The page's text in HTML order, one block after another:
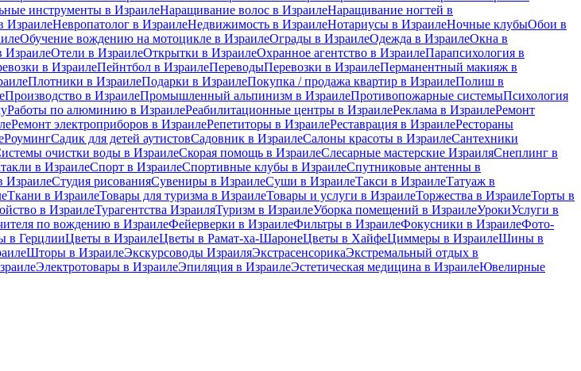
инструменты в ИзраилеНаращивание волос в ИзраилеНаращивание ногтей в
ИзраилеНевропатолог в ИзраилеНедвижимость в ИзраилеНотариусы в ИзраилеНочные клубыОбои в
Обучение вождению на мотоцикле в ИзраилеОграды в ИзраилеОдежда в ИзраилеОкна в
ИзраилеОтели в ИзраилеОткрытки в ИзраилеОхранное агентство в ИзраилеПарапсихология в
в ИзраилеПейнтбол в ИзраилеПереводыПеревозки в ИзраилеПерманентный макияж в
Плотники в ИзраилеПодарки в ИзраилеПокупка / продажа квартир в ИзраилеПолиш в
Производство в ИзраилеПромышленный альпинизм в ИзраилеПротивопожарные системыПсихология
Работы по алюминию в ИзраилеРеабилитационные центры в ИзраилеРеклама в ИзраилеРемонт
Ремонт электроприборов в ИзраилеРепетиторы в ИзраилеРеставрация в ИзраилеРестораны
РоумингСадик для детей аутистовСадовник в ИзраилеСалоны красоты в ИзраилеСантехники
очистки воды в ИзраилеСкорая помощь в ИзраилеСлесарные мастерские ИзраиляСнеплинг в
в ИзраилеСпорт в ИзраилеСпортивные клубы в ИзраилеСпутниковые антенны в
ИзраилеСтудия рисованияСувениры в ИзраилеСуши в ИзраилеТакси в ИзраилеТатуаж в
Ткани в ИзраилеТовары для туризма в ИзраилеТовары и услуги в ИзраилеТоржества в ИзраилеТорты в
в ИзраилеТурагентства ИзраиляТуризм в ИзраилеУборка помещений в ИзраилеУрокиУслуги в
по вождению в ИзраилеФейерверки в ИзраилеФильтры в ИзраилеФокусники в ИзраилеФото-
в ГерцлииЦветы в ИзраилеЦветы в Рамат-ха-ШаронеЦветы в ХайфеЦиммеры в ИзраилеШины в
Шторы в ИзраилеЭкскурсоводы ИзраиляЭкстрасенсорикаЭкстремальный отдых в
Электротовары в ИзраилеЭпиляция в ИзраилеЭстетическая медицина в ИзраилеЮвелирные